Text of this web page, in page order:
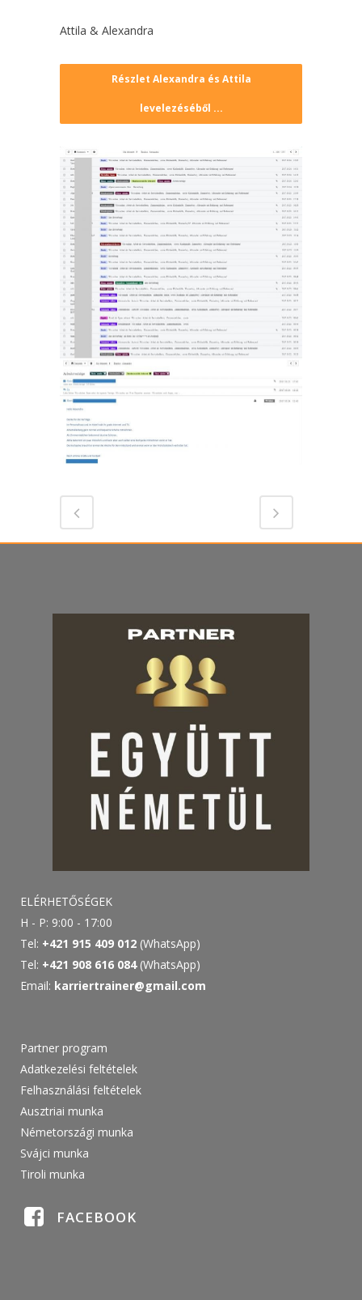
Attila & Alexandra
Részlet Alexandra és Attila
levelezéséből ...
ELÉRHETŐSÉGEK
H - P: 9:00 - 17:00
Tel: +421 915 409 012 (WhatsApp)
Tel: +421 908 616 084(WhatsApp)
Email: karriertrainer@gmail.com
Partner program
Adatkezelési feltételek
Felhasználási feltételek
Ausztriai munka
Németországi munka
Svájci munka
Tiroli munka
FACEBOOK